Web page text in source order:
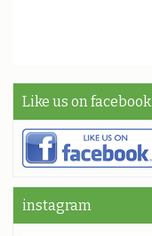
Like us on facebook
instagram